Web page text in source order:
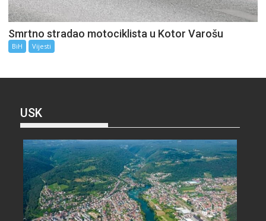
Smrtno stradao motociklista u Kotor Varošu
BiH Vijesti
USK